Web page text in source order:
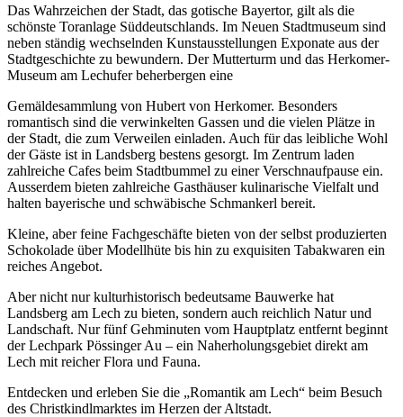
Das Wahrzeichen der Stadt, das gotische Bayertor, gilt als die
schönste Toranlage Süddeutschlands. Im Neuen Stadtmuseum sind
neben ständig wechselnden Kunstausstellungen Exponate aus der
Stadtgeschichte zu bewundern. Der Mutterturm und das Herkomer-
Museum am Lechufer beherbergen eine
Gemäldesammlung von Hubert von Herkomer. Besonders
romantisch sind die verwinkelten Gassen und die vielen Plätze in
der Stadt, die zum Verweilen einladen. Auch für das leibliche Wohl
der Gäste ist in Landsberg bestens gesorgt. Im Zentrum laden
zahlreiche Cafes beim Stadtbummel zu einer Verschnaufpause ein.
Ausserdem bieten zahlreiche Gasthäuser kulinarische Vielfalt und
halten bayerische und schwäbische Schmankerl bereit.
Kleine, aber feine Fachgeschäfte bieten von der selbst produzierten
Schokolade über Modellhüte bis hin zu exquisiten Tabakwaren ein
reiches Angebot.
Aber nicht nur kulturhistorisch bedeutsame Bauwerke hat
Landsberg am Lech zu bieten, sondern auch reichlich Natur und
Landschaft. Nur fünf Gehminuten vom Hauptplatz entfernt beginnt
der Lechpark Pössinger Au – ein Naherholungsgebiet direkt am
Lech mit reicher Flora und Fauna.
Entdecken und erleben Sie die „Romantik am Lech“ beim Besuch
des Christkindlmarktes im Herzen der Altstadt.